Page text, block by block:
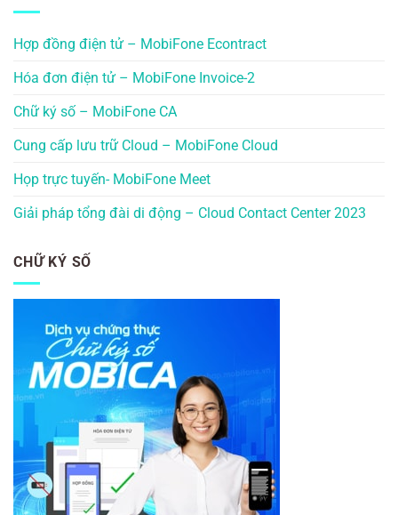
Hợp đồng điện tử – MobiFone Econtract
Hóa đơn điện tử – MobiFone Invoice-2
Chữ ký số – MobiFone CA
Cung cấp lưu trữ Cloud – MobiFone Cloud
Họp trực tuyến- MobiFone Meet
Giải pháp tổng đài di động – Cloud Contact Center 2023
CHỮ KÝ SỐ